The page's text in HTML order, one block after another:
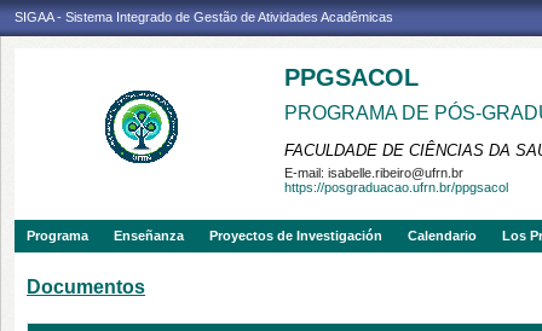
SIGAA - Sistema Integrado de Gestão de Atividades Acadêmicas
PPGSACOL
PROGRAMA DE PÓS-
FACULDADE DE CIÊNCIAS DA
E-mail: isabelle.ribeiro@ufrn.br
https://posgraduacao.ufrn.br/ppgsacol
Programa Enseñanza Proyectos de Investigación Calendario Los
Documentos